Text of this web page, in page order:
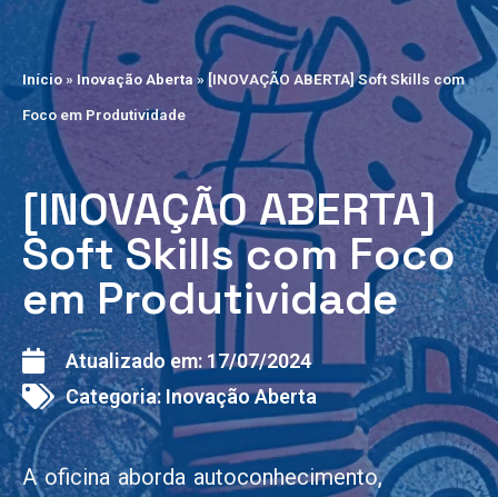
Início» Inovação Aberta »[INOVAÇÃO ABERTA] Soft Skills com
Foco em Produtividade
[INOVAÇÃO ABERTA]
Soft Skills com Foco
em Produtividade
Atualizado em: 17/07/2024
Categoria: Inovação Aberta
A oficina aborda autoconhecimento,